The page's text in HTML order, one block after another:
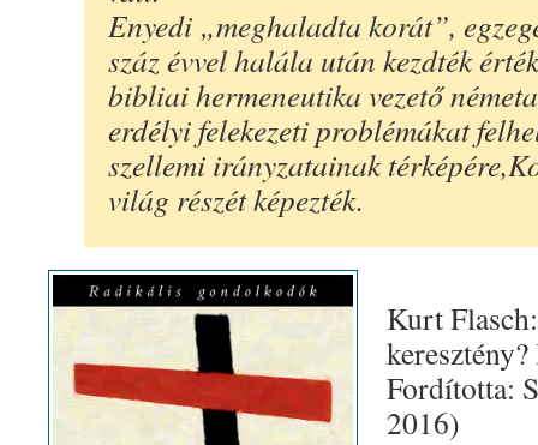
Enyedi „meghaladta korát”,
száz évvel halála után kezdték
bibliai hermeneutika vezető
erdélyi felekezeti problémákat
szellemi irányzatainak
világ részét képezték.
Kurt
Fordította:
2016)